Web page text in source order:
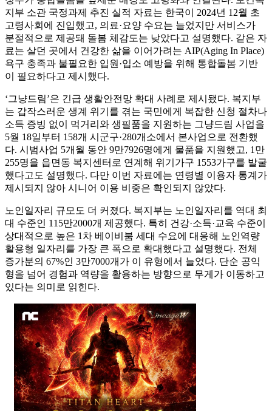
지부 소관 국정과제 추진 실적 자료는 한국이 2024년 12월 초
고령사회에 진입했고, 의료·요양 수요는 늘었지만 서비스가
분절적으로 제공돼 돌봄 체감도는 낮았다고 설명했다. 같은 자
료는 살던 곳에서 건강한 삶을 이어가려는 AIP(Aging In Place)
욕구 충족과 불필요한 입원·입소 예방을 위해 통합돌봄 기반
이 필요하다고 제시했다.
‘그냥드림’은 긴급 생활안전망 확대 사례로 제시됐다. 복지부
는 갑작스러운 생계 위기를 겪는 국민에게 복잡한 신청 절차나
소득 증빙 없이 먹거리와 생필품을 지원하는 그냥드림 사업을
5월 18일부터 158개 시군구·280개소에서 본사업으로 전환했
다. 시범사업 5개월 동안 9만7926명에게 물품을 지원했고, 1만
255명을 읍면동 복지센터로 연계해 위기가구 1553가구를 발굴
했다고도 설명했다. 다만 이번 자료에는 연령별 이용자 통계가
제시되지 않아 시니어 이용 비중은 확인되지 않았다.
노인일자리 규모도 더 커졌다. 복지부는 노인일자리를 역대 최
대 수준인 115만2000개 제공했다. 특히 건강·소득·교육 수준이
상대적으로 높은 1차 베이비붐 세대 수요에 대응해 노인역량
활용형 일자리를 가장 큰 폭으로 확대했다고 설명했다. 전체
증가분의 67%인 3만7000개가 이 유형에서 늘었다. 단순 공익
형을 넘어 경험과 역량을 활용하는 방향으로 무게가 이동하고
있다는 의미로 읽힌다.